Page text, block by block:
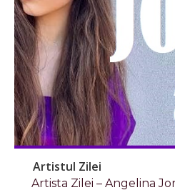
Artistul Zilei
Artista Zilei – Angelina